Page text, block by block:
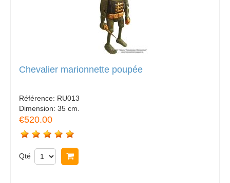
Chevalier marionnette poupée
Référence: RU013
Dimension: 35 cm.
€520.00
Qté